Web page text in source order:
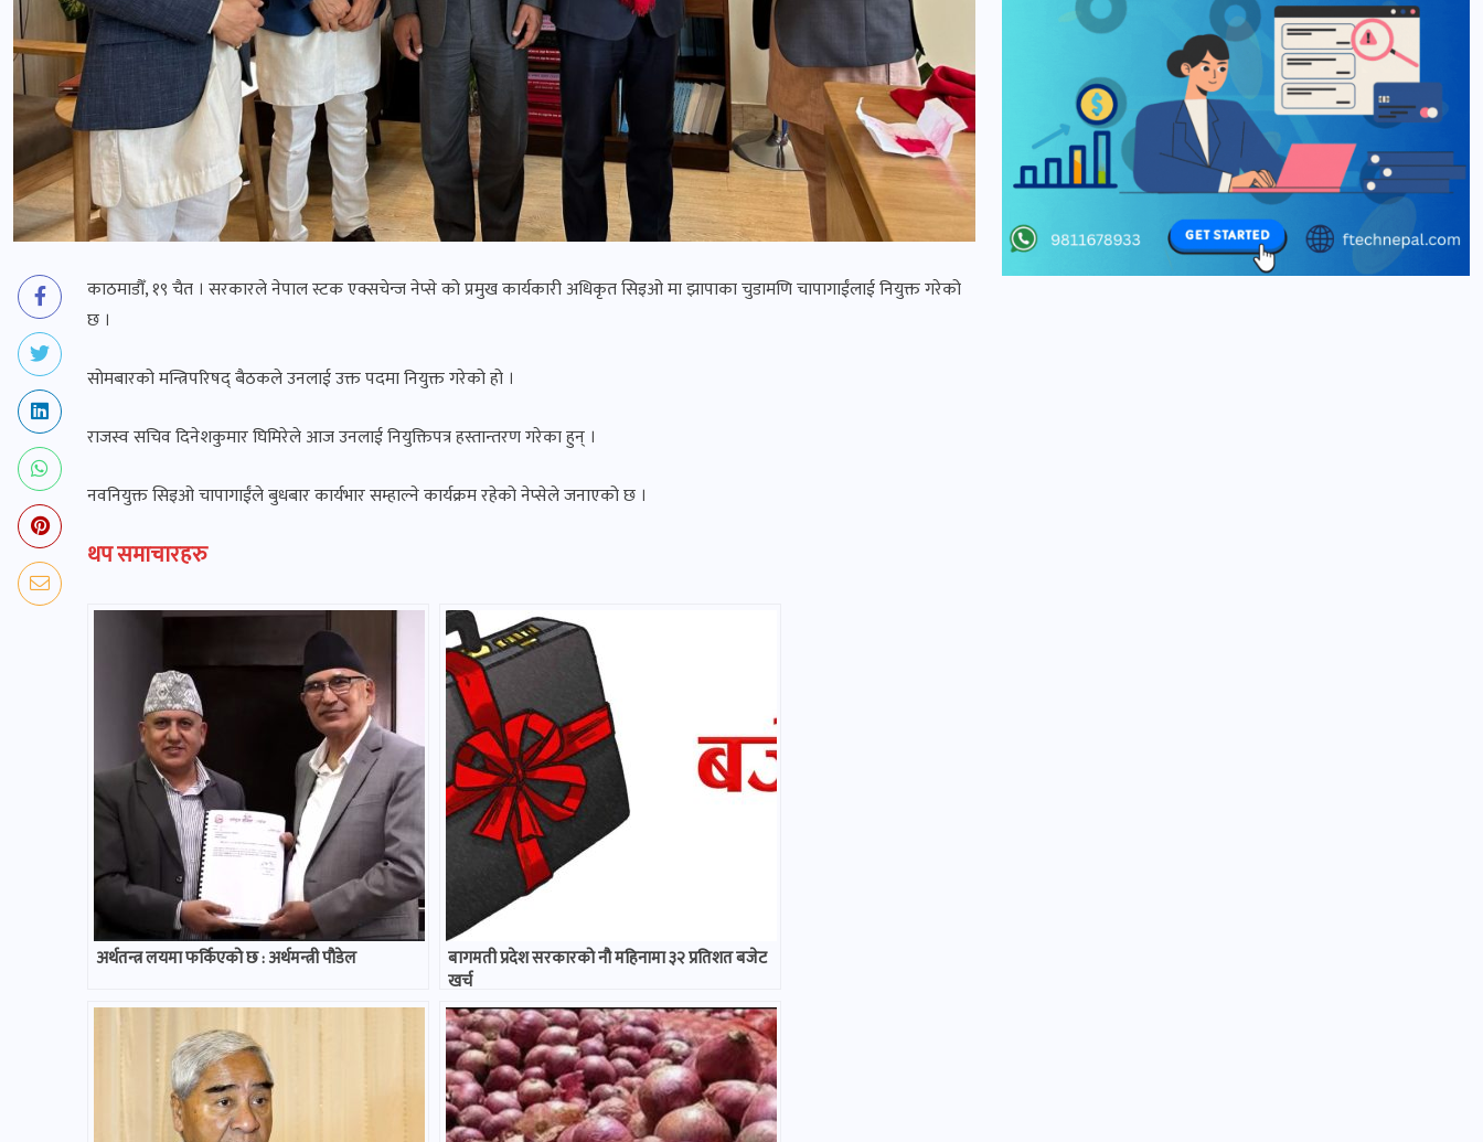
काठमाडौँ, १९ चैत । सरकारले नेपाल स्टक एक्सचेन्ज नेप्से को प्रमुख कार्यकारी अधिकृत सिइओ मा झापाका चुडामणि चापागाईंलाई नियुक्त गरेको
छ ।
सोमबारको मन्त्रिपरिषद् बैठकले उनलाई उक्त पदमा नियुक्त गरेको हो ।
राजस्व सचिव दिनेशकुमार घिमिरेले आज उनलाई नियुक्तिपत्र हस्तान्तरण गरेका हुन् ।
नवनियुक्त सिइओ चापागाईंले बुधबार कार्यभार सम्हाल्ने कार्यक्रम रहेको नेप्सेले जनाएको छ ।
थप समाचारहरु
अर्थतन्त्र लयमा फर्किएको छ : अर्थमन्त्री पौडेल
बागमती प्रदेश सरकारको नौ महिनामा ३२ प्रतिशत बजेट
खर्च